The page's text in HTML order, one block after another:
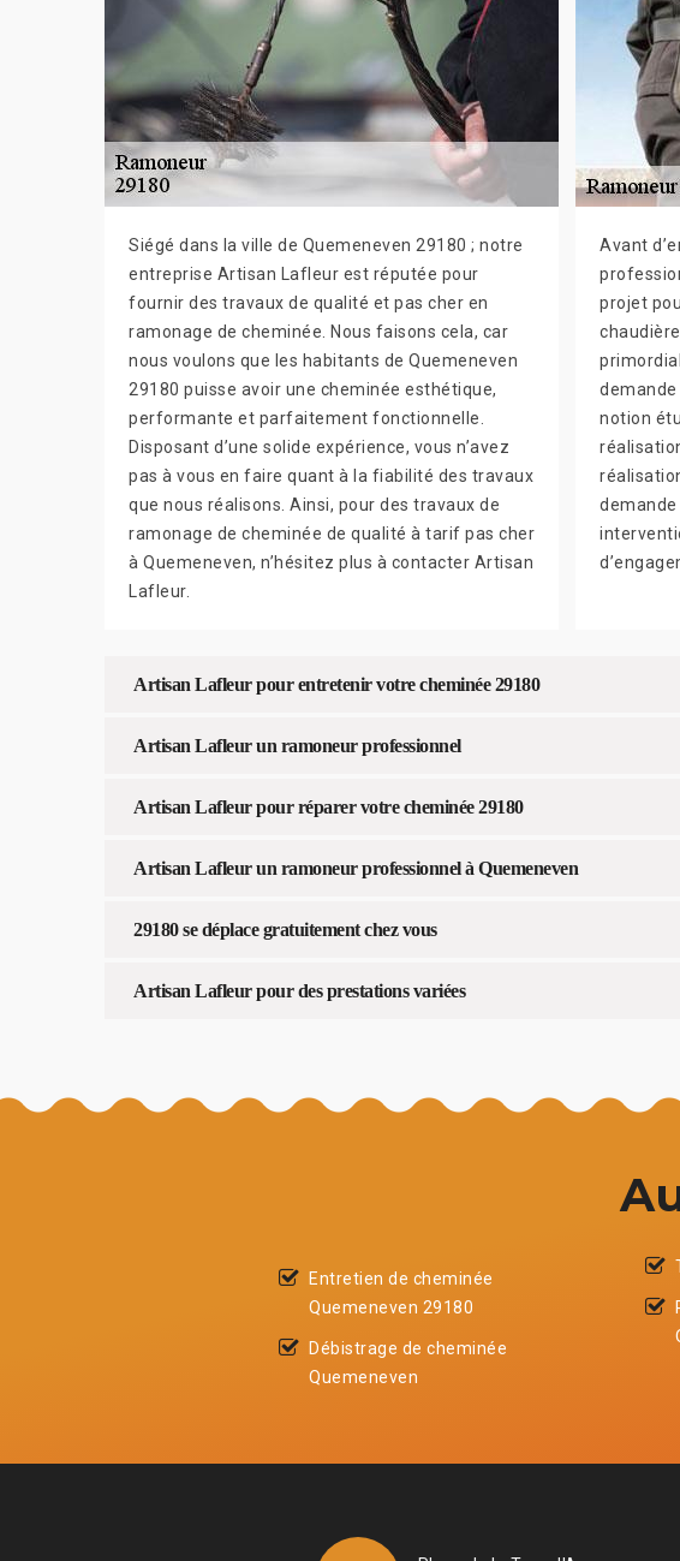
Siégé dans la ville de Quemeneven 29180 ; notre
entreprise Artisan Lafleur est réputée pour
fournir des travaux de qualité et pas cher en
ramonage de cheminée. Nous faisons cela, car
nous voulons que les habitants de Quemeneven
29180 puisse avoir une cheminée esthétique,
performante et parfaitement fonctionnelle.
Disposant d’une solide expérience, vous n’avez
pas à vous en faire quant à la fiabilité des travaux
que nous réalisons. Ainsi, pour des travaux de
ramonage de cheminée de qualité à tarif pas cher
à Quemeneven, n’hésitez plus à contacter Artisan
Lafleur.
Avant
projet
demande
notion
demande
Artisan Lafleur pour entretenir votre cheminée 29180
Artisan Lafleur un ramoneur professionnel
Artisan Lafleur pour réparer votre cheminée 29180
Artisan Lafleur un ramoneur professionnel à Quemeneven
29180 se déplace gratuitement chez vous
Artisan Lafleur pour des prestations variées
Entretien de cheminée
Quemeneven 29180
Débistrage de cheminée
Quemeneven